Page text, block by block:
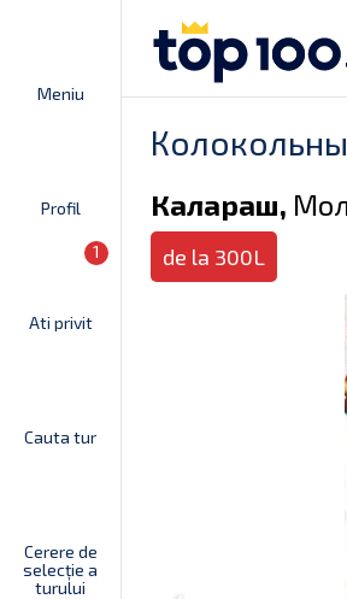
Meniu
Profil
Ati privit
1
Cauta tur
Cerere de
selecție a
turului
Калараш,
de la 300L